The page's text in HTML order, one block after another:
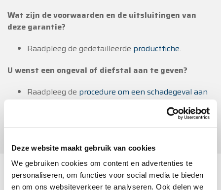
Deze website maakt gebruik van cookies
We gebruiken cookies om content en advertenties te
personaliseren, om functies voor social media te bieden
en om ons websiteverkeer te analyseren. Ook delen we
Wat zijn de voorwaarden en de uitsluitingen van
deze garantie?
Raadpleeg de gedetailleerde productfiche.
U wenst een ongeval of diefstal aan te geven?
Raadpleeg de procedure om een schadegeval aan
te geven.
Naar alle voordelen van onze autoverzekering
Wettelijk Vermelding